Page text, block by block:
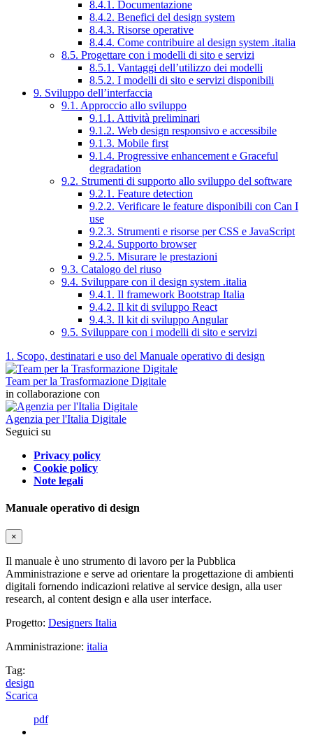
8.4.1. Documentazione
8.4.2. Benefici del design system
8.4.3. Risorse operative
8.4.4. Come contribuire al design system .italia
8.5. Progettare con i modelli di sito e servizi
8.5.1. Vantaggi dell’utilizzo dei modelli
8.5.2. I modelli di sito e servizi disponibili
9. Sviluppo dell’interfaccia
9.1. Approccio allo sviluppo
9.1.1. Attività preliminari
9.1.2. Web design responsivo e accessibile
9.1.3. Mobile first
9.1.4. Progressive enhancement e Graceful
degradation
9.2. Strumenti di supporto allo sviluppo del software
9.2.1. Feature detection
9.2.2. Verificare le feature disponibili con Can I
use
9.2.3. Strumenti e risorse per CSS e JavaScript
9.2.4. Supporto browser
9.2.5. Misurare le prestazioni
9.3. Catalogo del riuso
9.4. Sviluppare con il design system .italia
9.4.1. Il framework Bootstrap Italia
9.4.2. Il kit di sviluppo React
9.4.3. Il kit di sviluppo Angular
9.5. Sviluppare con i modelli di sito e servizi
1. Scopo, destinatari e uso del Manuale operativo di design
Team per la Trasformazione Digitale
in collaborazione con
Agenzia per l'Italia Digitale
Seguici su
Privacy policy
Cookie policy
Note legali
Manuale operativo di design
×
Il manuale è uno strumento di lavoro per la Pubblica
Amministrazione e serve ad orientare la progettazione di ambienti
digitali fornendo indicazioni relative al service design, alla user
research, al content design e alla user interface.
Progetto: Designers Italia
Amministrazione: italia
Tag:
design
Scarica
pdf